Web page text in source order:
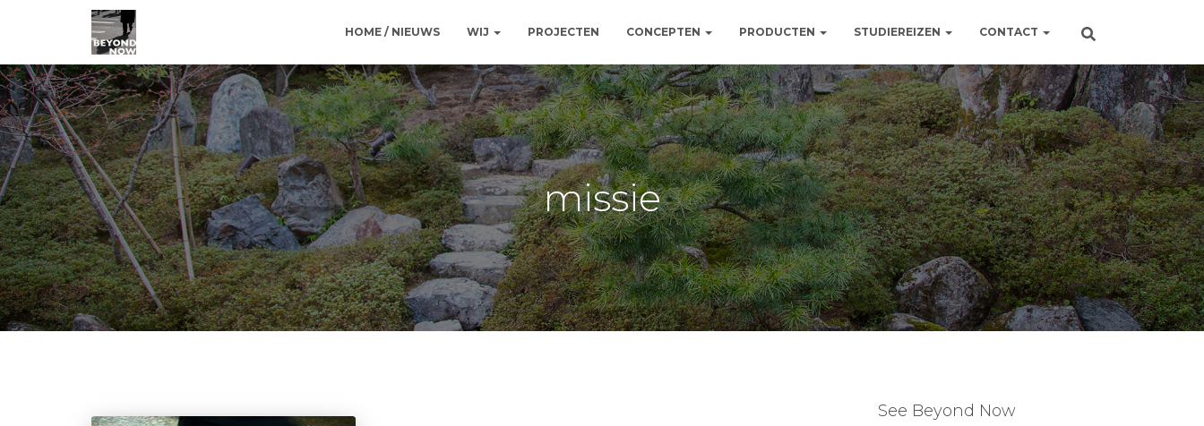
HOME / NIEUWS WIJ PROJECTEN CONCEPTEN PRODUCTEN STUDIEREIZEN CONTACT
missie
See Beyond Now